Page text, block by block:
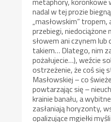
nadal w tej prozie
„masłowskim”
przebiegi, niedociążone
słowem ani czynem
takiem… Dlatego, nim
pożałujecie…), weźcie
ostrzeżenie, że coś się
Masłowskiej – co
powtarzając się –
krainie banału, a
zasłaniają horyzonty,
opalizujące mgiełki